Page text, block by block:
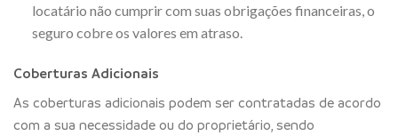
locatário não cumprir com suas obrigações financeiras, o
seguro cobre os valores em atraso.
Coberturas Adicionais
As coberturas adicionais podem ser contratadas de acordo
com a sua necessidade ou do proprietário, sendo